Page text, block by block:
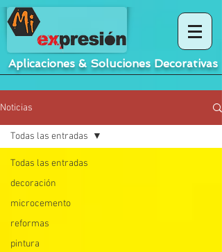
Aplicaciones & Soluciones Decorativas
Noticias
Todas las entradas
decoración
microcemento
reformas
pintura
Todas las entradas